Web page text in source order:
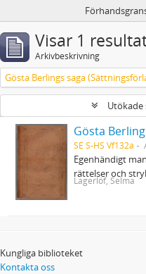
Visar 1
Arkivbeskrivning
Gösta Berlings saga
Gösta
SE S-HS Vf132a
Egenhändigt
rättelser och
Lagerlöf, Selma
Kungliga biblioteket
Kontakta oss